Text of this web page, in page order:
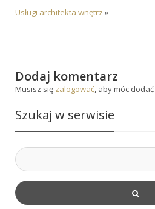
Usługi architekta wnętrz »
Dodaj komentarz
Musisz się zalogować, aby móc
Szukaj w serwisie